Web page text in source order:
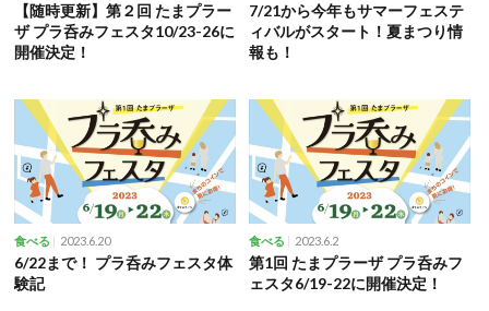
【随時更新】第２回 たまプラー
ザ プラ呑みフェスタ10/23-26に
開催決定！
7/21から今年もサマーフェステ
ィバルがスタート！夏まつり情
報も！
食べる 2023.6.20
6/22まで！ プラ呑みフェスタ体
験記
食べる 2023.6.2
第1回 たまプラーザ プラ呑みフ
ェスタ6/19-22に開催決定！